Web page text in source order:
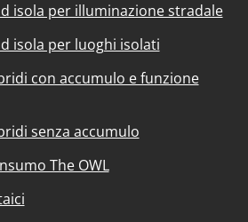
isola per illuminazione stradale
isola per luoghi isolati
con accumulo e funzione
senza accumulo
The OWL